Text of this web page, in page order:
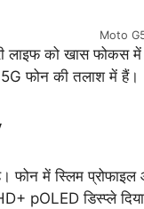
Moto
लाइफ को खास
फोन की तलाश में हैं।
में स्लिम प्रोफाइल
pOLED डिस्प्ले दिया